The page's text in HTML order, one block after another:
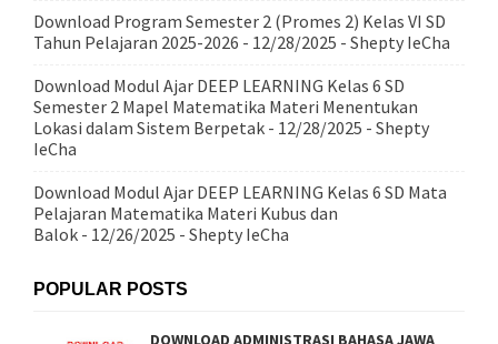
Download Program Semester 2 (Promes 2) Kelas VI SD
Tahun Pelajaran 2025-2026 - 12/28/2025 - Shepty IeCha
Download Modul Ajar DEEP LEARNING Kelas 6 SD
Semester 2 Mapel Matematika Materi Menentukan
Lokasi dalam Sistem Berpetak - 12/28/2025 - Shepty
IeCha
Download Modul Ajar DEEP LEARNING Kelas 6 SD Mata
Pelajaran Matematika Materi Kubus dan
Balok - 12/26/2025 - Shepty IeCha
POPULAR POSTS
DOWNLOAD ADMINISTRASI BAHASA JAWA